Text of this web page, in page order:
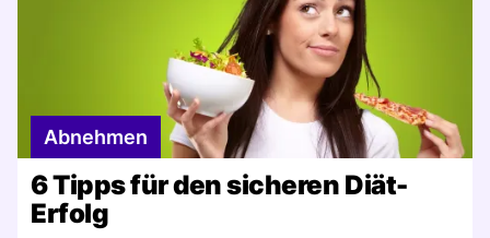
Abnehmen
6 Tipps für den sicheren Diät-
Erfolg